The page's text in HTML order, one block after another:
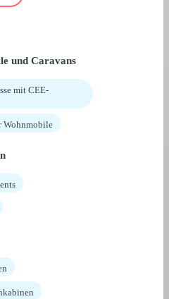
und Caravans
mit CEE-
Wohnmobile